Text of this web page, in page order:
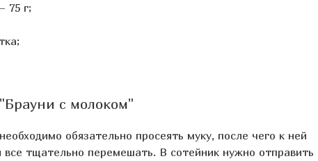
75 г;
с молоком"
обязательно просеять муку, после чего к ней
все тщательно перемешать. В сотейник нужно отправить